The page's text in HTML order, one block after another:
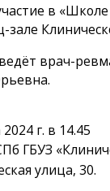
в «Школе
зале
врач-
г. в 14.45
ГБУЗ
улица, 30.